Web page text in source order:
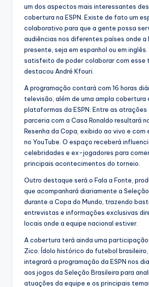
um dos aspectos mais interessantes
cobertura na ESPN. Existe de fato um
colaborativo para que a gente possa
audiências nos diferentes países onde a
presente, seja em espanhol ou em
satisfeito de poder colaborar com esse
destacou André Kfouri.
A programação contará com 16 horas
televisão, além de uma ampla cobertura
plataformas da ESPN. Entre as atrações
parceria com a Casa Ronaldo resultará
Resenha da Copa, exibido ao vivo e com
no YouTube. O espaço receberá
celebridades e ex-jogadores para
principais acontecimentos do torneio.
Outro destaque será o Fala a Fonte,
que acompanhará diariamente a
durante a Copa do Mundo, trazendo
entrevistas e informações exclusivas
locais onde a equipe nacional estiver.
A cobertura terá ainda uma
Zico. Ídolo histórico do futebol
integrará a programação da ESPN nos
aos jogos da Seleção Brasileira para
atuações da equipe e os principais